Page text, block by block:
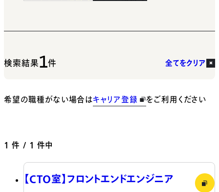
検索結果1件 全てをクリア
希望の職種がない場合はキャリア登録 をご利用ください
1 件 / 1 件中
【CTO室】フロントエンドエンジニア